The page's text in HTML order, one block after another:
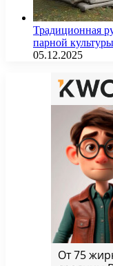
Традиционная
парной
05.12.2025